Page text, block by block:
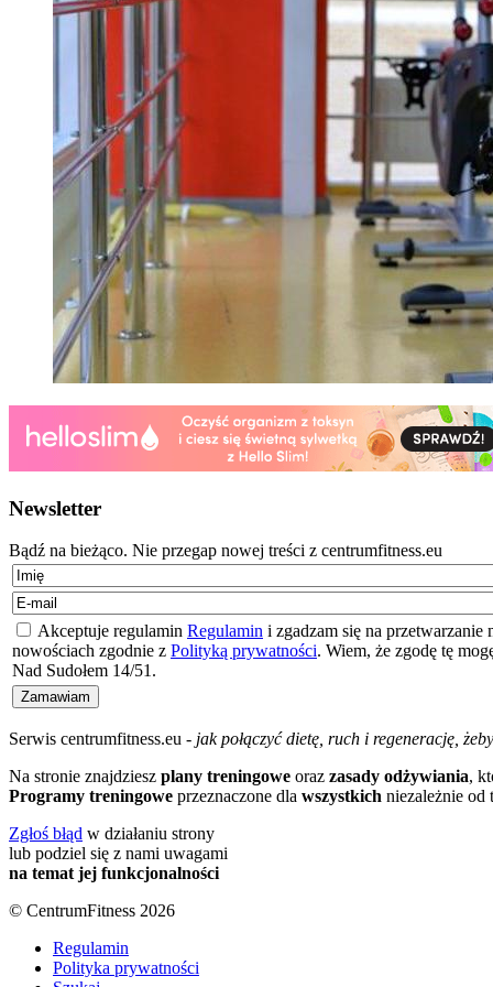
Newsletter
Bądź na bieżąco. Nie przegap nowej treści z centrumfitness.eu
Akceptuje regulamin Regulamin i zgadzam się na
nowościach zgodnie z Polityką prywatności. Wiem, że zgodę tę
Nad Sudołem 14/51.
Serwis centrumfitness.eu - jak połączyć dietę, ruch i regenerację,
Na stronie znajdziesz plany treningowe oraz zasady odżywiania,
Programy treningowe przeznaczone dla wszystkich niezależnie od
Zgłoś błąd w działaniu strony
lub podziel się z nami uwagami
na temat jej funkcjonalności
© CentrumFitness 2026
Regulamin
Polityka prywatności